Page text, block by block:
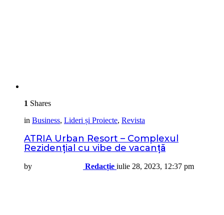
1 Shares
in Business, Lideri și Proiecte, Revista
ATRIA Urban Resort – Complexul
Rezidențial cu vibe de vacanță
by Redacție iulie 28, 2023, 12:37 pm